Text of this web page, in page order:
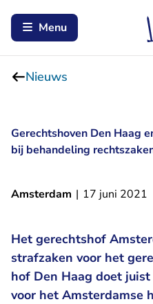
Menu
Nieuws
Gerechtshoven Den Haag
bij behandeling
Amsterdam | 17 juni 2021
Het gerechtshof
strafzaken voor het
hof Den Haag doet
voor het Amsterdamse